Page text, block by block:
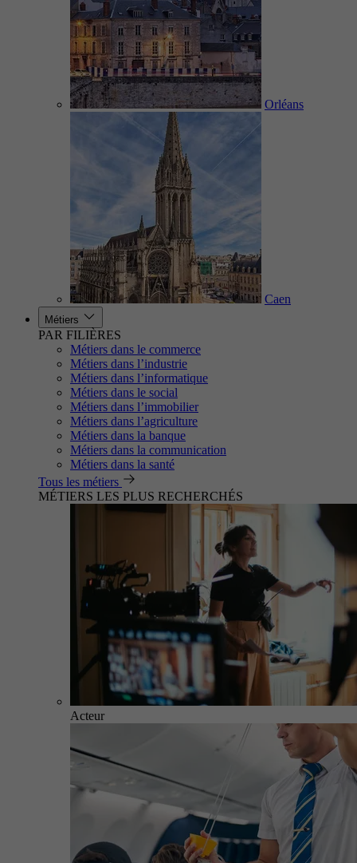
Orléans
Caen
Métiers
PAR FILIÈRES
Métiers dans le commerce
Métiers dans l’industrie
Métiers dans l’informatique
Métiers dans le social
Métiers dans l’immobilier
Métiers dans l’agriculture
Métiers dans la banque
Métiers dans la communication
Métiers dans la santé
Tous les métiers
MÉTIERS LES PLUS RECHERCHÉS
Acteur